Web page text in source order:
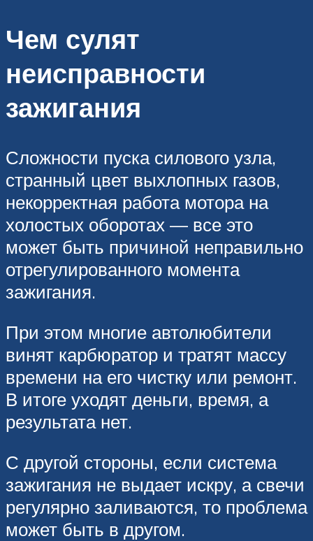
Чем сулят
неисправности
зажигания
Сложности пуска силового узла,
странный цвет выхлопных газов,
некорректная работа мотора на
холостых оборотах — все это
может быть причиной неправильно
отрегулированного момента
зажигания.
При этом многие автолюбители
винят карбюратор и тратят массу
времени на его чистку или ремонт.
В итоге уходят деньги, время, а
результата нет.
С другой стороны, если система
зажигания не выдает искру, а свечи
регулярно заливаются, то проблема
может быть в другом.